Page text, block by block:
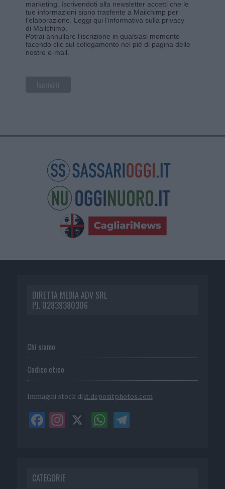
marketing. Iscrivendoti alla newsletter accetti che le
tue informazioni siano trasferite a Mailchimp per
l'elaborazione. Leggi qui l'informativa sulla privacy
di Mailchimp
Potrai annullare l'iscrizione in qualsiasi momento
facendo clic sul collegamento nel piè di pagina delle
nostre e-mail.
DIRETTA MEDIA ADV SRL
P.I. 02839380306
Chi siamo
Codice etico
Immagini stock di it.depositphotos.com
CATEGORIE